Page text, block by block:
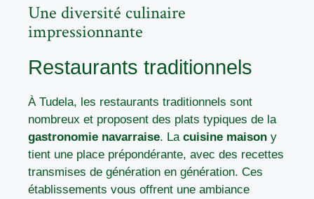
Une diversité culinaire
impressionnante
Restaurants traditionnels
À Tudela, les restaurants traditionnels sont
nombreux et proposent des plats typiques de la
gastronomie navarraise. La cuisine maison y
tient une place prépondérante, avec des recettes
transmises de génération en génération. Ces
établissements vous offrent une ambiance